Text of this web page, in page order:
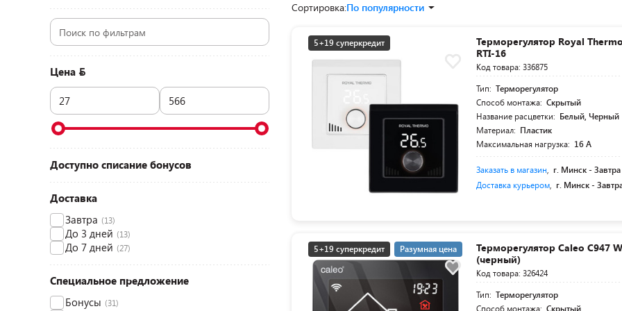
Цена
Доступно списание бонусов
Доставка
Завтра (13)
До 3 дней (13)
До 7 дней (27)
Специальное предложение
Бонусы (31)
Сортировка:По популярности
5+19 суперкредит
Терморегулятор Royal
RTI-16
Код товара: 336875
Тип: Терморегулятор
Способ монтажа: Скрытый
Название расцветки: Белый, Черный
Материал: Пластик
Максимальная нагрузка: 16 А
Заказать в магазин г. Минск -Завтра
Доставка курьером г. Минск -
5+19 суперкредит Разумная цена
Терморегулятор Caleo C947
(черный)
Код товара: 326424
Тип: Терморегулятор
Способ монтажа: Скрытый